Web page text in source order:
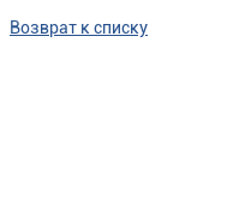
Возврат к списку